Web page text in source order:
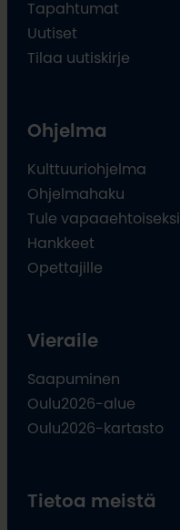
Tapahtumat
Uutiset
Tilaa uutiskirje
Ohjelma
Kulttuuriohjelma
Ohjelmahaku
Tule vapaaehtoiseksi
Hankkeet
Opettajille
Vieraile
Saapuminen
Oulu2026-alue
Oulu2026-kartasto
Tietoa meistä